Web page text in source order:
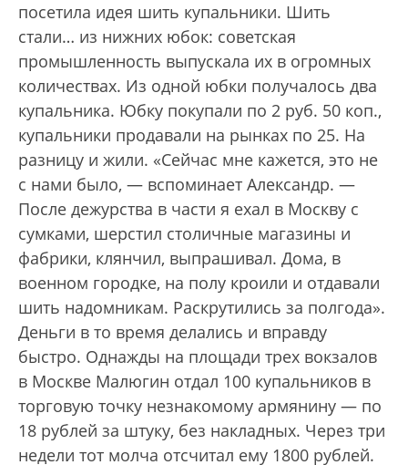
посетила идея шить купальники. Шить
стали… из нижних юбок: советская
промышленность выпускала их в огромных
количествах. Из одной юбки получалось два
купальника. Юбку покупали по 2 руб. 50 коп.,
купальники продавали на рынках по 25. На
разницу и жили. «Сейчас мне кажется, это не
с нами было, — вспоминает Александр. —
После дежурства в части я ехал в Москву с
сумками, шерстил столичные магазины и
фабрики, клянчил, выпрашивал. Дома, в
военном городке, на полу кроили и отдавали
шить надомникам. Раскрутились за полгода».
Деньги в то время делались и вправду
быстро. Однажды на площади трех вокзалов
в Москве Малюгин отдал 100 купальников в
торговую точку незнакомому армянину — по
18 рублей за штуку, без накладных. Через три
недели тот молча отсчитал ему 1800 рублей.